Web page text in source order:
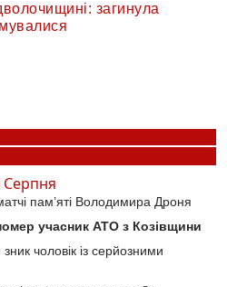
загинула
Серпня
пам’яті Володимира Дроня
учасник АТО з Козівщини
чоловік із серйозними